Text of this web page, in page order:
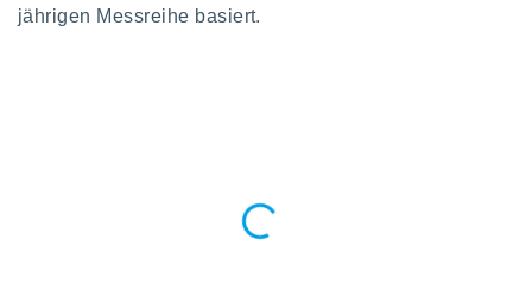
Partner
jährigen Messreihe basiert.